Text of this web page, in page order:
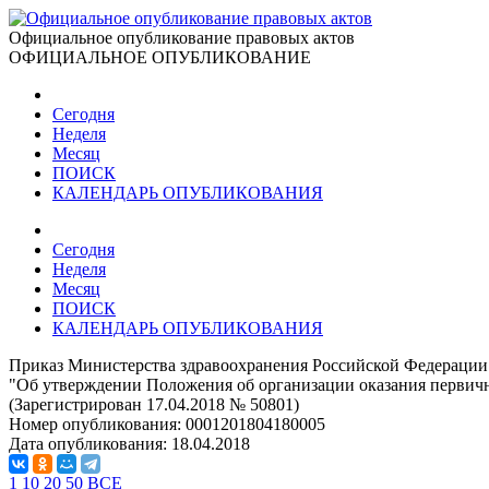
Официальное опубликование правовых актов
ОФИЦИАЛЬНОЕ ОПУБЛИКОВАНИЕ
Сегодня
Неделя
Месяц
ПОИСК
КАЛЕНДАРЬ ОПУБЛИКОВАНИЯ
Сегодня
Неделя
Месяц
ПОИСК
КАЛЕНДАРЬ ОПУБЛИКОВАНИЯ
Приказ Министерства здравоохранения Российской
"Об утверждении Положения об организации оказания
(Зарегистрирован 17.04.2018 № 50801)
Номер опубликования: 0001201804180005
Дата опубликования: 18.04.2018
1 10 20 50 ВСЕ